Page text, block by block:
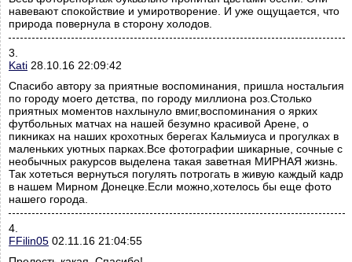
навевают спокойствие и умиротворение. И уже ощущается, что
природа повернула в сторону холодов.
3.
Kati 28.10.16 22:09:42
Спасибо автору за приятные воспоминания, пришла ностальгия
по городу моего детства, по городу миллиона роз.Столько
приятных моментов нахлынуло вмиг,воспоминания о ярких
футбольных матчах на нашей безумно красивой Арене, о
пикниках на наших крохотных берегах Кальмиуса и прогулках в
маленьких уютных парках.Все фотографии шикарные, сочные с
необычных ракурсов выделена такая заветная МИРНАЯ жизнь.
Так хотеться вернуться погулять потрогать в живую каждый кадр
в нашем Мирном Донецке.Если можно,хотелось бы еще фото
нашего города.
4.
FFilin05 02.11.16 21:04:55